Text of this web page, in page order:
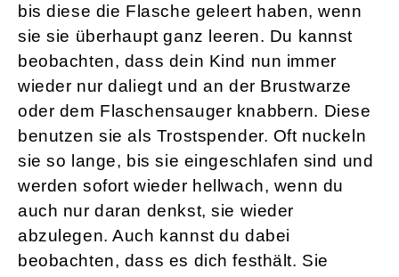
bis diese die Flasche geleert haben, wenn
sie sie überhaupt ganz leeren. Du kannst
beobachten, dass dein Kind nun immer
wieder nur daliegt und an der Brustwarze
oder dem Flaschensauger knabbern. Diese
benutzen sie als Trostspender. Oft nuckeln
sie so lange, bis sie eingeschlafen sind und
werden sofort wieder hellwach, wenn du
auch nur daran denkst, sie wieder
abzulegen. Auch kannst du dabei
beobachten, dass es dich festhält. Sie